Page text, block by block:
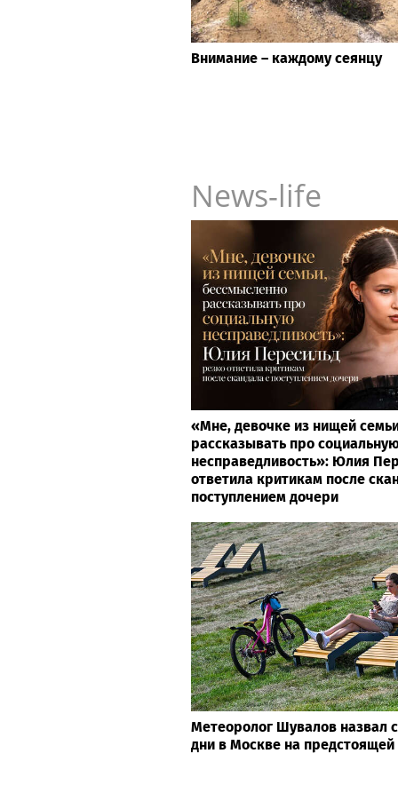
Внимание – каждому сеянцу
News-life
«Мне, девочке из нищей
рассказывать про
несправедливость»: Юлия
ответила критикам после
поступлением дочери
Метеоролог Шувалов назвал
дни в Москве на предстоящей